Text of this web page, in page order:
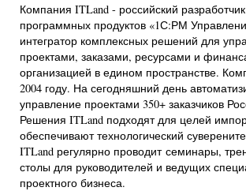
Компания ITLand - российский
программных продуктов «1С:РМ
интегратор комплексных решений для
проектами, заказами, ресурсами и
организацией в едином пространстве.
2004 году. На сегодняшний день
управление проектами 350+ заказчиков
Решения ITLand подходят для целей
обеспечивают технологический
ITLand регулярно проводит семинары,
столы для руководителей и ведущих
проектного бизнеса.